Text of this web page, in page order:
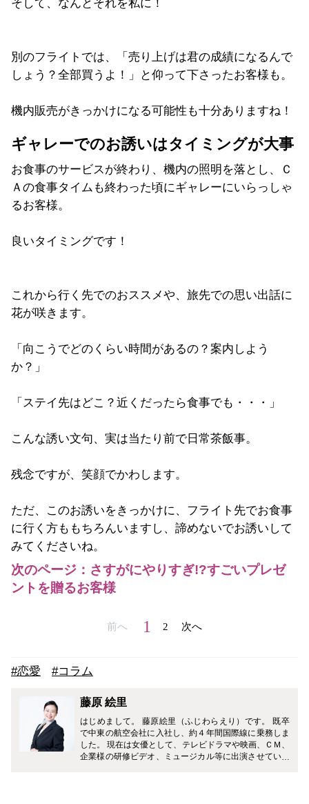
そして、なんとそれを私に！
別のフライトでは、「売り上げは君の成績になるんで
しょう？全部買うよ！」と仰って下さったお客様も。
機内販売がきっかけになる可能性も十分ありますね！
ギャレーでのお誘いはタイミングが大事
お食事のサービスが終わり、機内の照明を落とし、Ｃ
Ａの食事タイムも終わった頃にギャレーにいらっしゃ
るお客様。
良いタイミングです！
これから行く先でのおススメや、旅先での思い出話に
花が咲きます。
「向こうでどのくらい時間があるの？案内しよう
か？」
「ステイ先はどこ？近くだったら食事でも・・・」
こんな誘い文句、実は当たり前で日常茶飯事。
残念ですが、笑顔でかわします。
ただ、このお誘いをきっかけに、フライト先でお食事
に行く方ももちろんいますし、諦めないでお誘いして
みてくださいね。
次のページ：さすがにやりすぎ!?すごいプレゼ
ントを贈るお客様
前へ 1 2 次へ
#恋愛 #コラム
藤原 絵里
はじめまして。 藤原絵里（ふじわらえり）です。 既卒
で中東の航空会社に入社し、約４年間国際線に乗務しま
した。 現在は女優として、テレビドラマや映画、ＣＭ、
企業様の研修ビデオ、ミュージカル等に出演させていた